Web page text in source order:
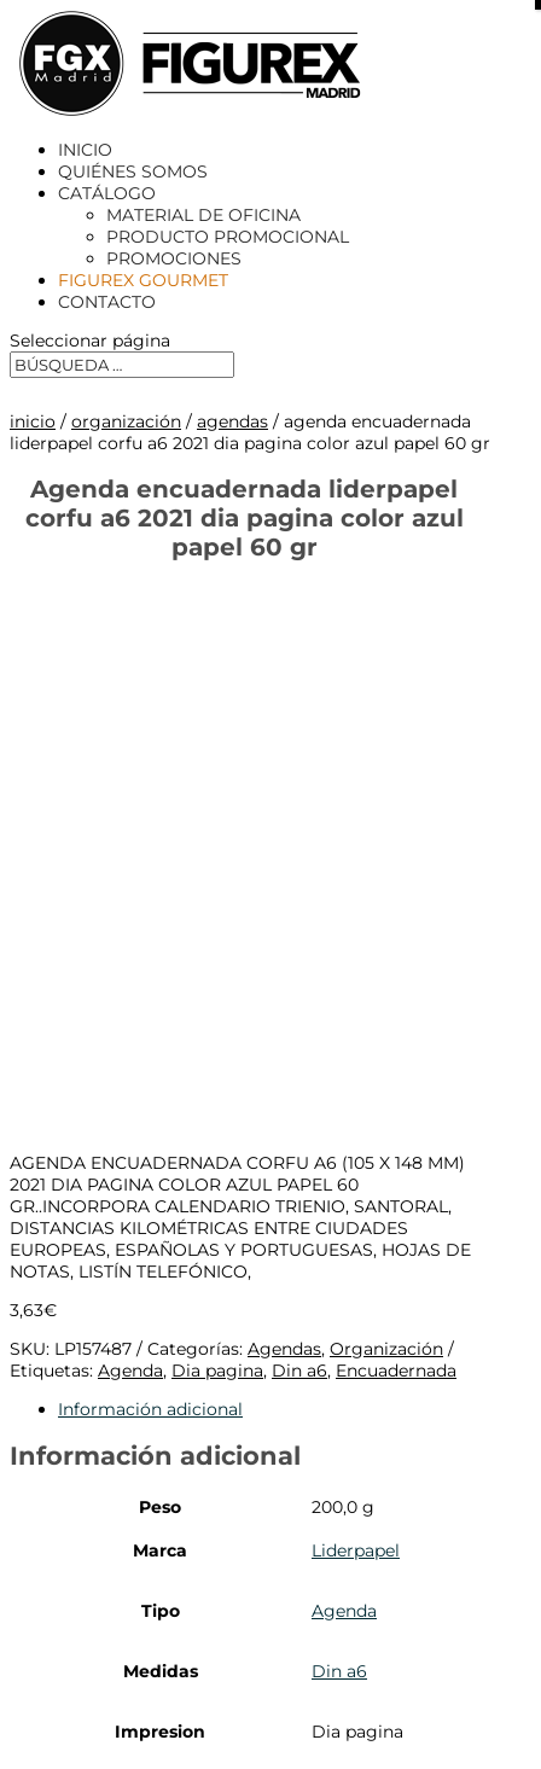
INICIO
QUIÉNES SOMOS
CATÁLOGO
MATERIAL DE OFICINA
PRODUCTO PROMOCIONAL
PROMOCIONES
FIGUREX GOURMET
CONTACTO
Seleccionar página
inicio / organización / agendas / agenda encuadernada
liderpapel corfu a6 2021 dia pagina color azul papel 60 gr
Agenda encuadernada liderpapel
corfu a6 2021 dia pagina color azul
papel 60 gr
AGENDA ENCUADERNADA CORFU A6 (105 X 148 MM)
2021 DIA PAGINA COLOR AZUL PAPEL 60
GR..INCORPORA CALENDARIO TRIENIO, SANTORAL,
DISTANCIAS KILOMÉTRICAS ENTRE CIUDADES
EUROPEAS, ESPAÑOLAS Y PORTUGUESAS, HOJAS DE
NOTAS, LISTÍN TELEFÓNICO,
3,63€
SKU: LP157487 Categorías: Agendas, Organización
Etiquetas: Agenda, Dia pagina, Din a6, Encuadernada
Información adicional
Información adicional
Peso
200,0 g
Marca
Liderpapel
Tipo Agenda
Medidas Din a6
Impresion Dia pagina